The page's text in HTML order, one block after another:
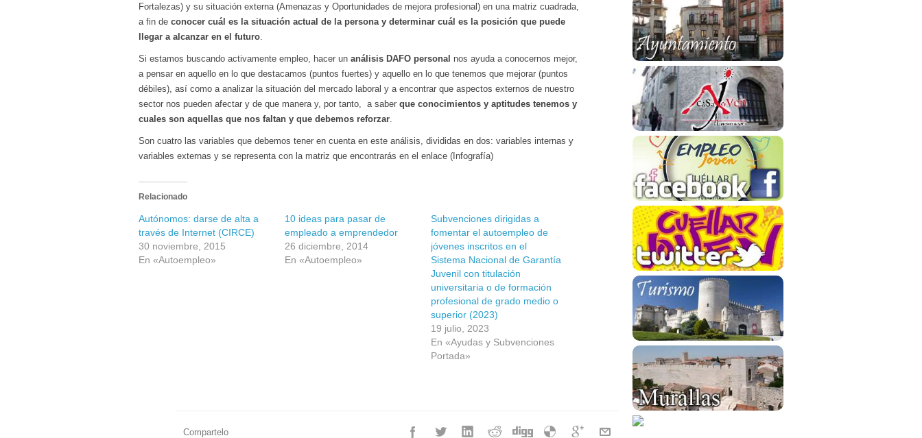
Fortalezas) y su situación externa (Amenazas y Oportunidades de mejora profesional) en una matriz cuadrada,
a fin de conocer cuál es la situación actual de la persona y determinar cuál es la posición que puede
llegar a alcanzar en el futuro.
Si estamos buscando activamente empleo, hacer un análisis DAFO personal nos ayuda a conocernos mejor,
a pensar en aquello en lo que destacamos (puntos fuertes) y aquello en lo que tenemos que mejorar (puntos
débiles), así como a analizar la situación del mercado laboral y a encontrar que aspectos externos de nuestro
sector nos pueden afectar y de que manera y, por tanto, a saber que conocimientos y aptitudes tenemos y
cuales son aquellas que nos faltan y que debemos reforzar.
Son cuatro las variables que debemos tener en cuenta en este análisis, divididas en dos: variables internas y
variables externas y se representa con la matriz que encontrarás en el enlace (Infografía)
Relacionado
Autónomos: darse de alta a
través de Internet (CIRCE)
30 noviembre, 2015
En «Autoempleo»
10 ideas para pasar de
empleado a emprendedor
26 diciembre, 2014
En «Autoempleo»
Subvenciones dirigidas a
fomentar el autoempleo de
jóvenes inscritos en el
Sistema Nacional de Garantía
Juvenil con titulación
universitaria o de formación
profesional de grado medio o
superior (2023)
19 julio, 2023
En «Ayudas y Subvenciones
Portada»
Compartelo